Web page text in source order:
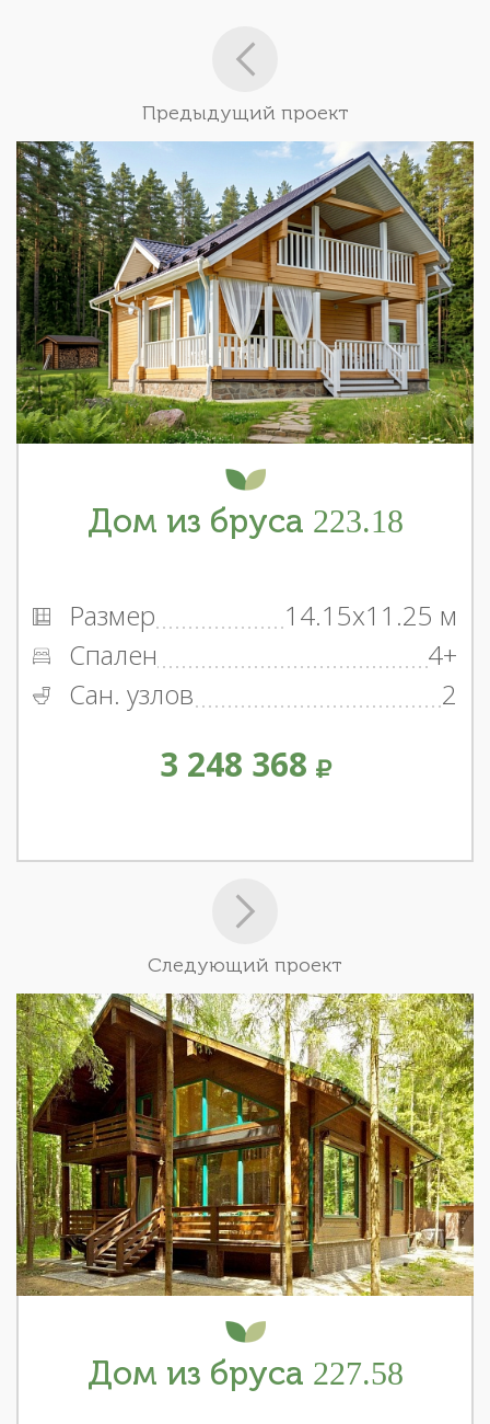
Предыдущий проект
Дом из бруса 223.18
Размер
14.15x11.25 м
Спален
4+
Сан. узлов
2
3 248 368
Следующий проект
Дом из бруса 227.58